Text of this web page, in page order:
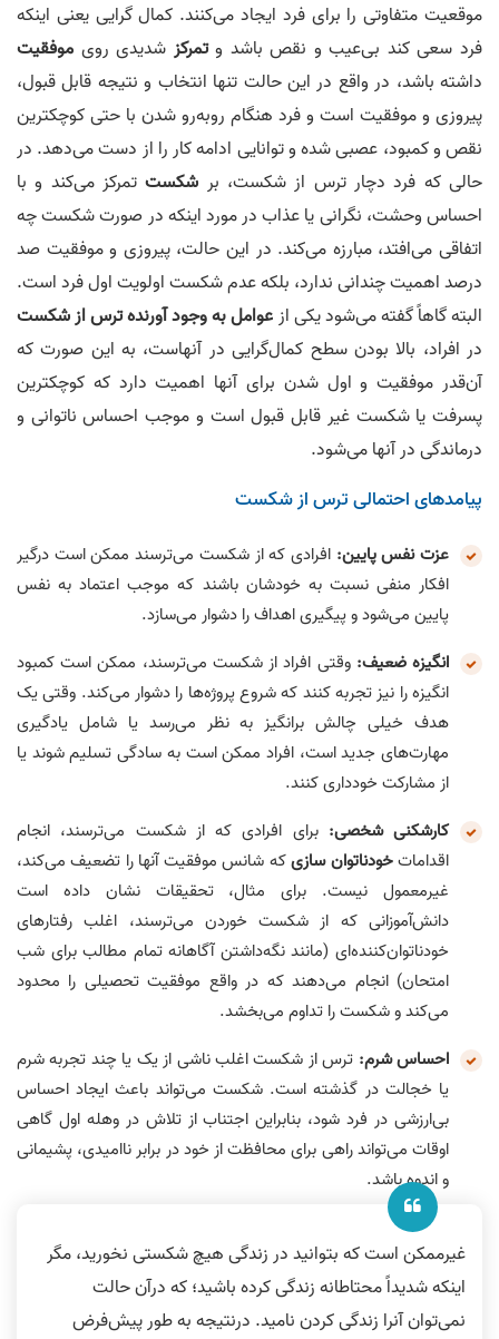
موقعیت متفاوتی را برای فرد ایجاد می‌کنند. کمال گرایی یعنی اینکه
فرد سعی کند بی‌عیب و نقص باشد وتمرکز شدیدی روی موفقیت
داشته باشد، در واقع در این حالت تنها انتخاب و نتیجه قابل قبول،
پیروزی و موفقیت است و فرد هنگام روبه‌رو شدن با حتی کوچکترین
نقص و کمبود، عصبی شده و توانایی ادامه کار را از دست می‌دهد. در
حالی که فرد دچار ترس از شکست، بر شکستتمرکز می‌کند و با
احساس وحشت، نگرانی یا عذاب در مورد اینکه در صورت شکست چه
اتفاقی می‌افتد، مبارزه می‌کند. در این حالت، پیروزی و موفقیت صد
درصد اهمیت چندانی ندارد، بلکه عدم شکست اولویت اول فرد است.
البته گاهاً گفته می‌شود یکی ازعوامل به وجود آورنده ترس از شکست
در افراد، بالا بودن سطح کمال‌گرایی در آنهاست، به این صورت که
آن‌قدر موفقیت و اول شدن برای آنها اهمیت دارد که کوچکترین
پسرفت یا شکست غیر قابل قبول است و موجب احساس ناتوانی و
درماندگی در آنها می‌شود.
پیامد‌های احتمالی ترس از شکست
عزت نفس پایین: افرادی که از شکست می‌ترسند ممکن است درگیر
افکار منفی نسبت به خودشان باشند که موجب اعتماد به نفس
پایین می‌شود و پیگیری اهداف را دشوار می‌سازد.
انگیزه ضعیف: وقتی افراد از شکست می‌ترسند، ممکن است کمبود
انگیزه را نیز تجربه کنند که شروع پروژه‌ها را دشوار می‌کند. وقتی یک
هدف خیلی چالش برانگیز به نظر می‌رسد یا شامل یادگیری
مهارت‌های جدید است، افراد ممکن است به سادگی تسلیم شوند یا
از مشارکت خودداری کنند.
کارشکنی شخصی: برای افرادی که از شکست می‌ترسند، انجام
اقداماتخودناتوان سازیکه شانس موفقیت آنها را تضعیف می‌کند،
غیرمعمول نیست. برای مثال، تحقیقات نشان داده است
دانش‌آموزانی که از شکست خوردن می‌ترسند، اغلب رفتارهای
خودناتوان‌کننده‌ای (مانند نگه‌داشتن آگاهانه تمام مطالب برای شب
امتحان) انجام می‌دهند که در واقع موفقیت تحصیلی را محدود
می‌کند و شکست را تداوم می‌بخشد.
احساس شرم: ترس از شکست اغلب ناشی از یک یا چند تجربه شرم
یا خجالت در گذشته است. شکست می‌تواند‌ باعث ایجاد احساس
بی‌ارزشی در فرد شود، بنابراین اجتناب از تلاش در وهله اول گاهی
اوقات می‌تواند راهی برای محافظت از خود در برابر ناامیدی، پشیمانی
و اندوه باشد.
غیرممکن است که بتوانید در زندگی هیچ شکستی نخورید، مگر
اینکه شدیداً محتاطانه زندگی کرده باشید؛ که درآن حالت
نمی‌توان آنرا زندگی کردن نامید. درنتیجه به طور پیش‌فرض